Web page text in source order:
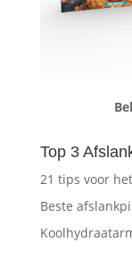
Top 3
21 tips voor
Beste